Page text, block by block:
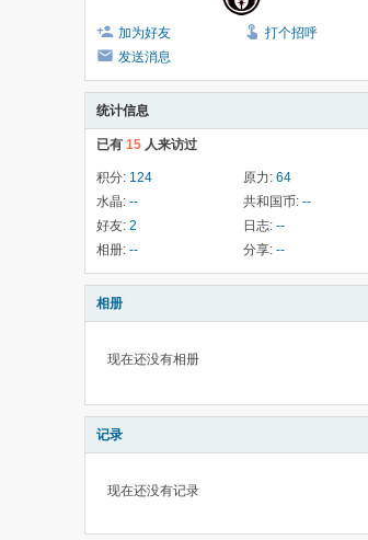
加为好友
打个招呼
发送消息
统计信息
已有 15 人来访过
积分: 124 原力: 64
水晶: -- 共和国币: --
好友: 2 日志: --
相册: -- 分享: --
相册
现在还没有相册
记录
现在还没有记录